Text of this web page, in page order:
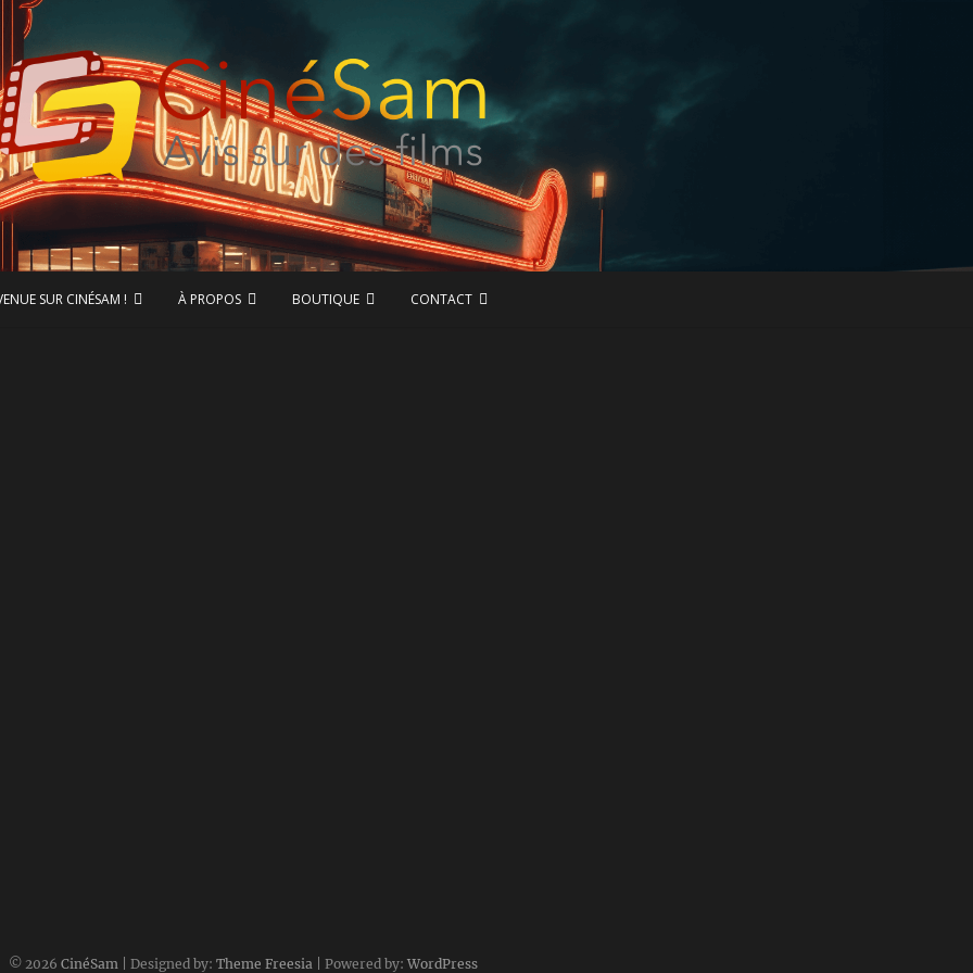
de données CinéSam
SUR CINÉSAM ! À PROPOS BOUTIQUE CONTACT
© 2026 CinéSam | Designed by: Theme Freesia | Powered by: WordPress